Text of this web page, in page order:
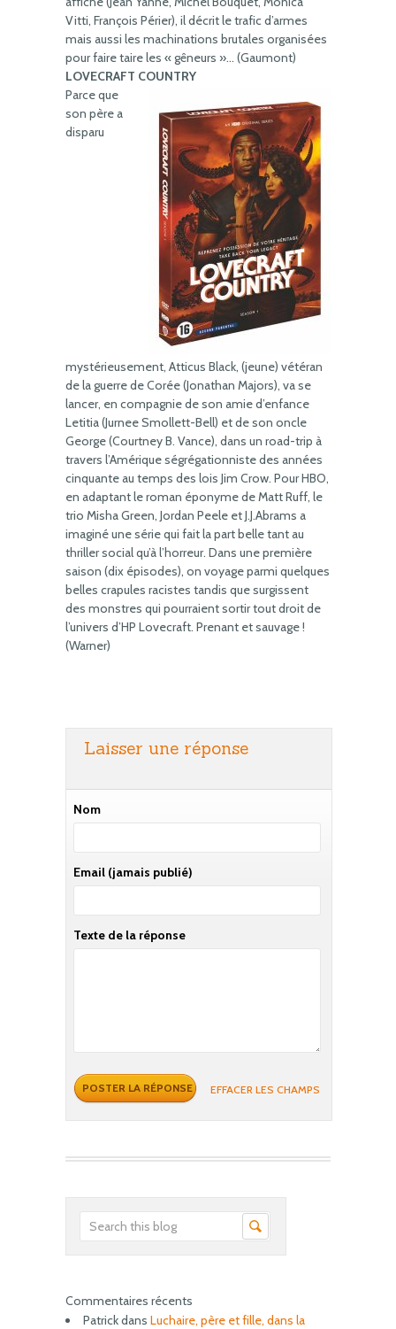
Vitti, François Périer), il décrit le trafic d’armes
mais aussi les machinations brutales organisées
pour faire taire les « gêneurs »… (Gaumont)
LOVECRAFT COUNTRY
Parce que
son père a
disparu
mystérieusement, Atticus Black, (jeune) vétéran
de la guerre de Corée (Jonathan Majors), va se
lancer, en compagnie de son amie d’enfance
Letitia (Jurnee Smollett-Bell) et de son oncle
George (Courtney B. Vance), dans un road-trip à
travers l’Amérique ségrégationniste des années
cinquante au temps des lois Jim Crow. Pour HBO,
en adaptant le roman éponyme de Matt Ruff, le
trio Misha Green, Jordan Peele et J.J.Abrams a
imaginé une série qui fait la part belle tant au
thriller social qu’à l’horreur. Dans une première
saison (dix épisodes), on voyage parmi quelques
belles crapules racistes tandis que surgissent
des monstres qui pourraient sortir tout droit de
l’univers d’HP Lovecraft. Prenant et sauvage !
(Warner)
Laisser une réponse
Nom
Email (jamais publié)
Texte de la réponse
EFFACER LES CHAMPS
Commentaires récents
Patrickdans Luchaire, père et fille, dans la